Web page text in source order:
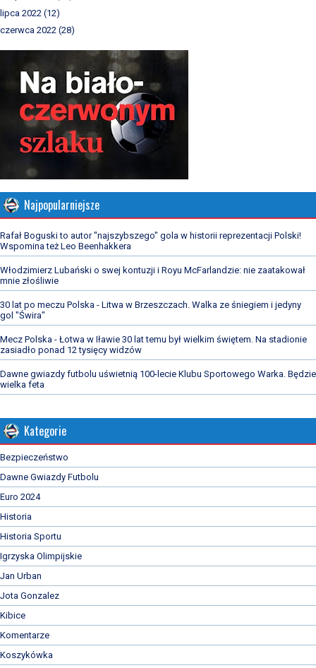
lipca 2022 (12)
czerwca 2022 (28)
Najpopularniejsze
Rafał Boguski to autor "najszybszego" gola w historii reprezentacji Polski!
Wspomina też Leo Beenhakkera
Włodzimierz Lubański o swej kontuzji i Royu McFarlandzie: nie zaatakował
mnie złośliwie
30 lat po meczu Polska - Litwa w Brzeszczach. Walka ze śniegiem i jedyny
gol "Świra"
Mecz Polska - Łotwa w Iławie 30 lat temu był wielkim świętem. Na stadionie
zasiadło ponad 12 tysięcy widzów
Dawne gwiazdy futbolu uświetnią 100-lecie Klubu Sportowego Warka. Będzie
wielka feta
Kategorie
Bezpieczeństwo
Dawne Gwiazdy Futbolu
Euro 2024
Historia
Historia Sportu
Igrzyska Olimpijskie
Jan Urban
Jota Gonzalez
Kibice
Komentarze
Koszykówka